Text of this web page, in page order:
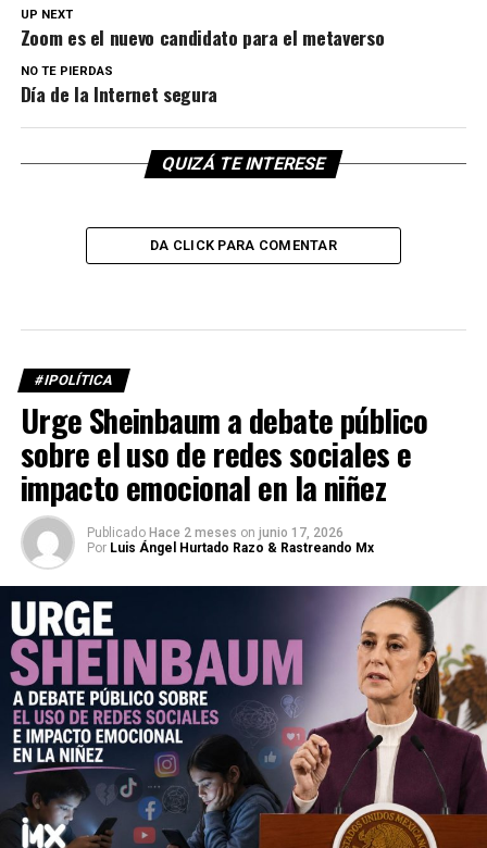
UP NEXT
Zoom es el nuevo candidato para el metaverso
NO TE PIERDAS
Día de la Internet segura
QUIZÁ TE INTERESE
DA CLICK PARA COMENTAR
#IPOLÍTICA
Urge Sheinbaum a debate público
sobre el uso de redes sociales e
impacto emocional en la niñez
Publicado Hace 2 meses on junio 17, 2026
Por Luis Ángel Hurtado Razo & Rastreando Mx